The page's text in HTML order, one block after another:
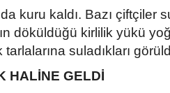
kuru kaldı. Bazı çiftçiler
döküldüğü kirlilik yükü
suladıkları
HALİNE GELDİ